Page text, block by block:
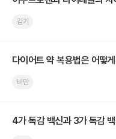
감기
다이어트 약 복용법은 어떻
비만
4가 독감 백신과 3가 독감